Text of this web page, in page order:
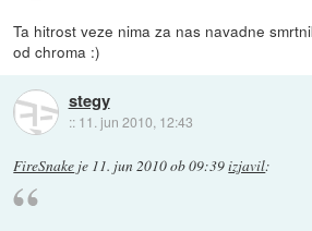
Ta hitrost veze nima za nas navadne
od chroma :)
stegy
:: 11. jun 2010, 12:43
FireSnake je 11. jun 2010 ob 09:39izjavil: